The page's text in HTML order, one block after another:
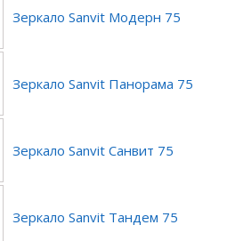
Зеркало Sanvit Модерн 75
Зеркало Sanvit Панорама 75
Зеркало Sanvit Санвит 75
Зеркало Sanvit Тандем 75